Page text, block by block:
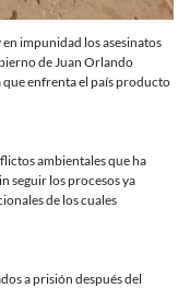
impunidad los asesinatos
de Juan Orlando
enfrenta el país producto
ambientales que ha
seguir los procesos ya
de los cuales
a prisión después del